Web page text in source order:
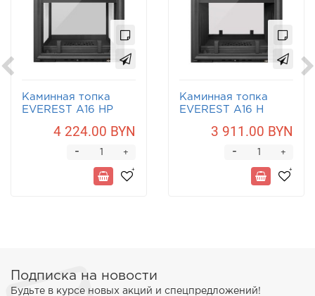
Каминная топка
EVEREST A16 НP
4 224.00 BYN
+
-
Каминная топка
EVEREST A16 Н
3 911.00 BYN
+
-
Подписка на новости
Будьте в курсе новых акций и спецпредложений!